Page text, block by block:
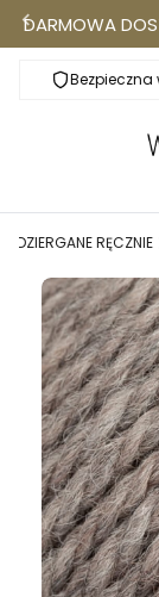
DARMOWA
Bezpieczna
RĘCZNIE